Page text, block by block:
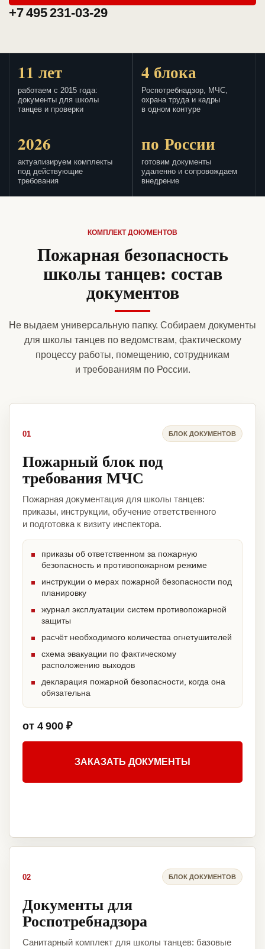
+7 495 231-03-29
11 лет
работаем с 2015 года:
документы для школы
танцев и проверки
4 блока
Роспотребнадзор, МЧС,
охрана труда и кадры
в одном контуре
2026
актуализируем комплекты
под действующие
требования
по России
готовим документы
удаленно и сопровождаем
внедрение
КОМПЛЕКТ ДОКУМЕНТОВ
Пожарная безопасность
школы танцев: состав
документов
Не выдаем универсальную папку. Собираем документы
для школы танцев по ведомствам, фактическому
процессу работы, помещению, сотрудникам
и требованиям по России.
01 БЛОК ДОКУМЕНТОВ
Пожарный блок под
требования МЧС
Пожарная документация для школы танцев:
приказы, инструкции, обучение ответственного
и подготовка к визиту инспектора.
приказы об ответственном за пожарную
безопасность и противопожарном режиме
инструкции о мерах пожарной безопасности под
планировку
журнал эксплуатации систем противопожарной
защиты
расчёт необходимого количества огнетушителей
схема эвакуации по фактическому
расположению выходов
декларация пожарной безопасности, когда она
обязательна
от 4 900 ₽
ЗАКАЗАТЬ ДОКУМЕНТЫ
02 БЛОК ДОКУМЕНТОВ
Документы для
Роспотребнадзора
Санитарный комплект для школы танцев: базовые